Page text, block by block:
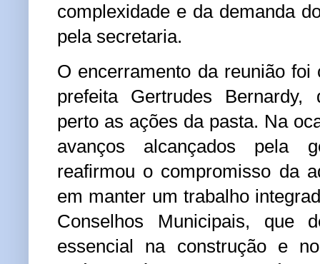
complexidade e da demanda
pela secretaria.
O encerramento da reunião foi
prefeita Gertrudes Bernardy,
perto as ações da pasta. Na
avanços alcançados pela
reafirmou o compromisso da
em manter um trabalho
Conselhos Municipais, que
essencial na construção e